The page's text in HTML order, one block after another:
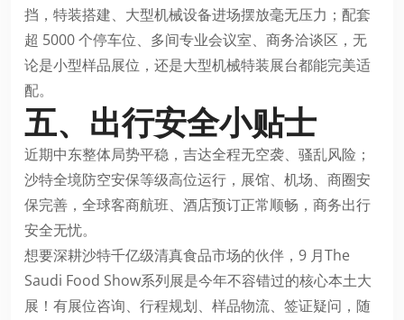
挡，特装搭建、大型机械设备进场摆放毫无压力；配套
超 5000 个停车位、多间专业会议室、商务洽谈区，无
论是小型样品展位，还是大型机械特装展台都能完美适
配。
五、出行安全小贴士
近期中东整体局势平稳，吉达全程无空袭、骚乱风险；
沙特全境防空安保等级高位运行，展馆、机场、商圈安
保完善，全球客商航班、酒店预订正常顺畅，商务出行
安全无忧。
想要深耕沙特千亿级清真食品市场的伙伴，9 月The
Saudi Food Show系列展是今年不容错过的核心本土大
展！有展位咨询、行程规划、样品物流、签证疑问，随